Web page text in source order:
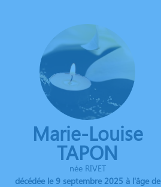
Marie-Louise
TAPON
née RIVET
décédée le 9 septembre 2025 à l'âge de